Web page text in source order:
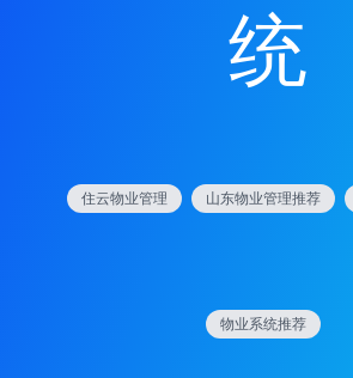
统
住云物业管理 山东物业管理推荐
物业系统推荐